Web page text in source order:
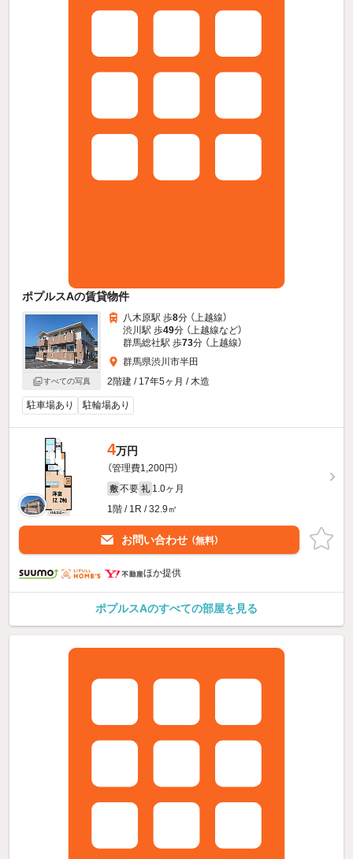
ポプルスAの賃貸物件
すべての写真
八木原駅 歩8分 （上越線）
渋川駅 歩49分 （上越線など）
群馬総社駅 歩73分 （上越線）
群馬県渋川市半田
2階建 / 17年5ヶ月 / 木造
駐車場あり 駐輪場あり
4万円
（管理費1,200円）
敷 不要 礼 1.0ヶ月
1階 / 1R / 32.9㎡
お問い合わせ （無料）
ほか提供
ポプルスAのすべての部屋を見る